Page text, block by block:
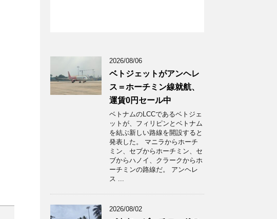
2026/08/06
ベトジェットがアンヘレ
ス＝ホーチミン線就航、
運賃0円セール中
ベトナムのLCCであるベトジェ
ットが、フィリピンとベトナム
を結ぶ新しい路線を開設すると
発表した。 マニラからホーチ
ミン、セブからホーチミン、セ
ブからハノイ、クラークからホ
ーチミンの路線だ。 アンヘレ
ス ...
2026/08/02